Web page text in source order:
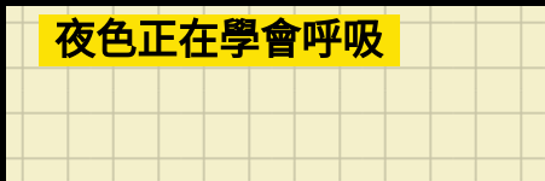
Skip
to
content
夜色正在學會呼吸